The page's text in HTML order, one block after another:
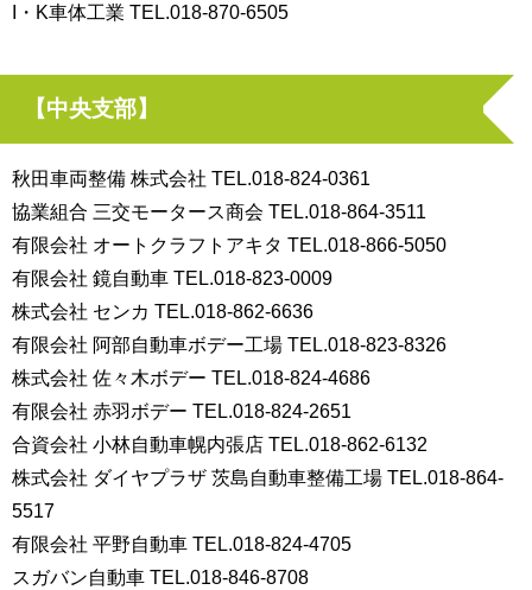
I・K車体工業 TEL.018-870-6505
【中央支部】
秋田車両整備 株式会社 TEL.018-824-0361
協業組合 三交モータース商会 TEL.018-864-3511
有限会社 オートクラフトアキタ TEL.018-866-5050
有限会社 鏡自動車 TEL.018-823-0009
株式会社 センカ TEL.018-862-6636
有限会社 阿部自動車ボデー工場 TEL.018-823-8326
株式会社 佐々木ボデー TEL.018-824-4686
有限会社 赤羽ボデー TEL.018-824-2651
合資会社 小林自動車幌内張店 TEL.018-862-6132
株式会社 ダイヤプラザ 茨島自動車整備工場 TEL.018-864-
5517
有限会社 平野自動車 TEL.018-824-4705
スガバン自動車 TEL.018-846-8708